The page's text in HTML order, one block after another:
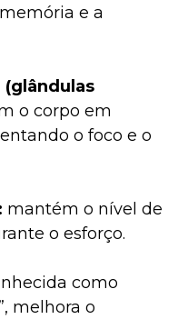
e a
o corpo em
o foco e o
mantém o nível de
o esforço.
como
melhora o